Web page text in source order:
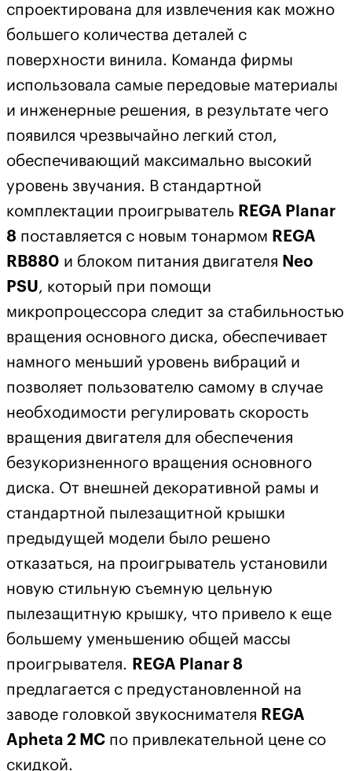
спроектирована для извлечения как можно
большего количества деталей с
поверхности винила. Команда фирмы
использовала самые передовые материалы
и инженерные решения, в результате чего
появился чрезвычайно легкий стол,
обеспечивающий максимально высокий
уровень звучания. В стандартной
комплектации проигрыватель REGA Planar
8 поставляется с новым тонармом REGA
RB880 и блоком питания двигателя Neo
PSU, который при помощи
микропроцессора следит за стабильностью
вращения основного диска, обеспечивает
намного меньший уровень вибраций и
позволяет пользователю самому в случае
необходимости регулировать скорость
вращения двигателя для обеспечения
безукоризненного вращения основного
диска. От внешней декоративной рамы и
стандартной пылезащитной крышки
предыдущей модели было решено
отказаться, на проигрыватель установили
новую стильную съемную цельную
пылезащитную крышку, что привело к еще
большему уменьшению общей массы
проигрывателя. REGA Planar 8
предлагается с предустановленной на
заводе головкой звукоснимателя REGA
Apheta 2 MC по привлекательной цене со
скидкой.